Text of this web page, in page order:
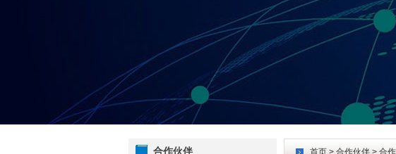
合作伙伴 首页 > 合作伙伴 > 合